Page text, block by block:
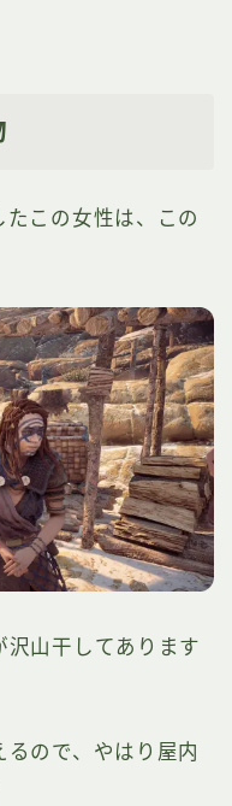
この女性は、この
沢山干してあります
ので、やはり屋内